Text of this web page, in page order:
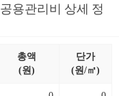
용관리비 상세 정
총액
(원)
단가
(원/㎡)